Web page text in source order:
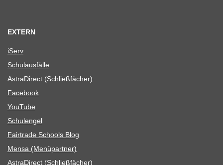
EXTERN
iServ
Schul­aus­fälle
Astra­Di­rect (Schließ­fä­cher)
Face­book
You­Tube
Schul­en­gel
Fair­trade Schools Blog
Mensa (Menü­part­ner)
Astra­Di­rect (Schließ­fä­cher)